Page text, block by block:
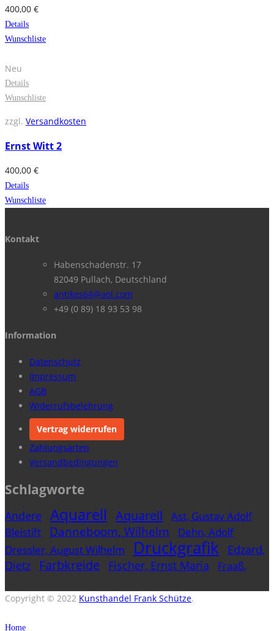
400,00 €
Details
Wunschliste
Neu
Details
Wunschliste
zzgl. Versandkosten
Ernst Witt 2
400,00 €
Details
Wunschliste
Kontakt
Habenschadenstr. 17
82049 Pullach, Deutschland
antikes64@aol.com
+49 (0 89) 18 93 53 98
Information
Datenschutz
Impressum
AGB
Widerrufsbelehrung
Vertrag widerrufen
Zahlungsarten
Versandbedingungen
Schlagworte
Andere Aquarell Aquarell
Ast, Gustav Adolf
Bleistift
Danneboom, Wilhelm
Dehn, Adolf
Dressler, August Wilhelm
Druckgrafik
Edzard,
Dietz
Farbkreide Fischer, Ernst Maria
Fraaß,
Hesselbach, Wilhelm Holzschnitt
Copyright © 2022 Kunsthandel Frank Schütze.
Home